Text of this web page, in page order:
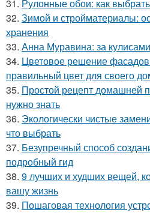
31. Рулонные обои: как
32. Зимой и стройматериалы:
хранения
33. Анна Муравина: за
34. Цветовое решение фасадов
правильный цвет для своего
35. Простой рецепт домашней
нужно знать
36. Экологически чистые
что выбрать
37. Безупречный способ
подробный гид
38. 9 лучших и худших вещей,
вашу жизнь
39. Пошаговая технология